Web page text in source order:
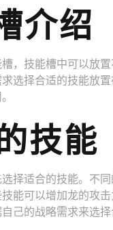
介绍
，技能槽中可以放
选择合适的技能放
技能
择适合的技能。不
能可以增加龙的攻
己的战略需求来选择